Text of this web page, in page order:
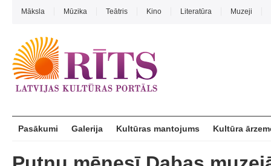
Māksla Mūzika Teātris Kino Literatūra Muzeji
Pasākumi Galerija Kultūras mantojums Kultūra